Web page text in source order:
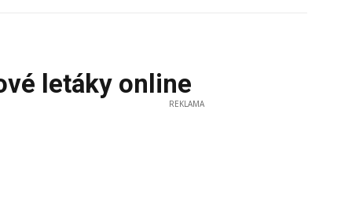
letáky online
REKLAMA